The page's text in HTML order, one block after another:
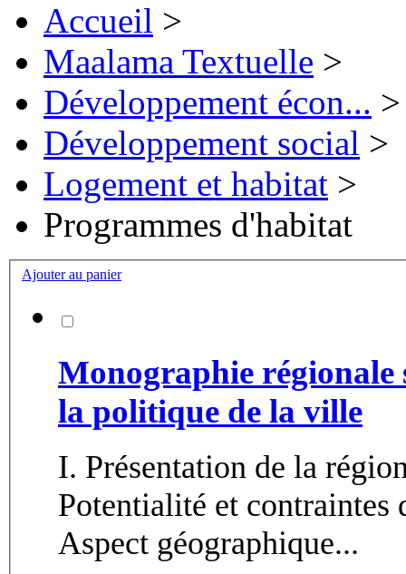
Accueil >
Maalama Textuelle >
Développement écon... >
Développement social >
Logement et habitat >
Programmes d'habitat
Ajouter au panier
Monographie régionale
la politique de la ville
I. Présentation de la
Potentialité et contraintes
Aspect géographique...